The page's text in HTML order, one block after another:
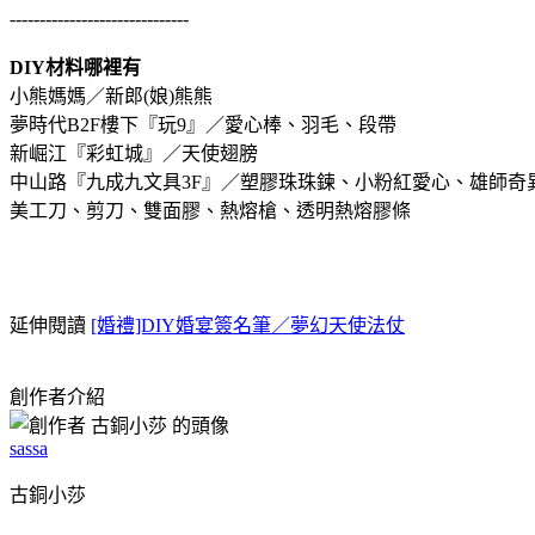
------------------------------
DIY材料哪裡有
小熊媽媽／新郎(娘)熊熊
夢時代B2F樓下『玩9』／愛心棒、羽毛、段帶
新崛江『彩虹城』／天使翅膀
中山路『九成九文具3F』／塑膠珠珠鍊、小粉紅愛心、雄師奇
美工刀、剪刀、雙面膠、熱熔槍、透明熱熔膠條
延伸閱讀 [婚禮]DIY婚宴簽名筆／夢幻天使法仗
創作者介紹
sassa
古銅小莎